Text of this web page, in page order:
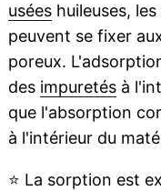
uséeshuileuses,
peuvent se fixer
poreux.
des impuretésà
que l'absorption
à l'intérieur du
⭐ La sorption est